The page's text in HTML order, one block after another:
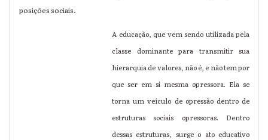
posições sociais.
A educação, que vem sendo utilizada pela
classe dominante para transmitir sua
hierarquia de valores, não é, e não tem por
que ser em si mesma opressora. Ela se
torna um veículo de opressão dentro de
estruturas sociais opressoras. Dentro
dessas estruturas, surge o ato educativo